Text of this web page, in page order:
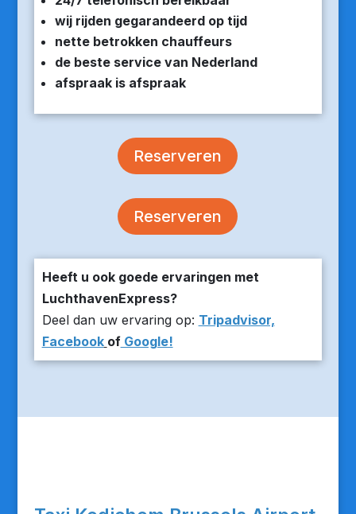
wij rijden gegarandeerd op tijd
nette betrokken chauffeurs
de beste service van Nederland
afspraak is afspraak
Reserveren
Reserveren
Heeft u ook goede ervaringen met
LuchthavenExpress?
Deel dan uw ervaring op: Tripadvisor,
Facebook ofGoogle!